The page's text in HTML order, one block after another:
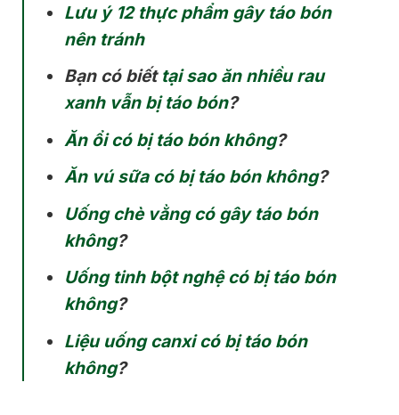
Lưu ý 12 thực phẩm gây táo bón
nên tránh
Bạn có biết tại sao ăn nhiều rau
xanh vẫn bị táo bón?
Ăn ổi có bị táo bón không?
Ăn vú sữa có bị táo bón không?
Uống chè vằng có gây táo bón
không?
Uống tinh bột nghệ có bị táo bón
không?
Liệu uống canxi có bị táo bón
không?